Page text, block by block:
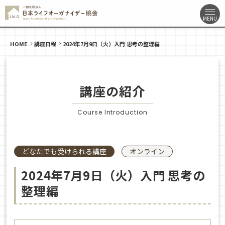
HOME 講座日程 2024年7月9日（火）入門 思考の整理編
講座の紹介
Course Introduction
どなたでも受けられる講座 オンライン
2024年7月9日（火）入門 思考の
整理編